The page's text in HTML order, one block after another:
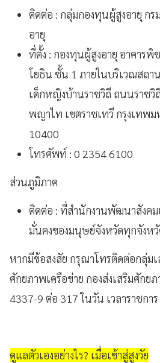
ติดต่อ : กลุ่มกองทุนผู้สูงอายุ กร
อายุ
ที่ตั้ง : กองทุนผู้สูงอายุ อาคารพิ
โยธิน ชั้น 1 ภายในบริเวณสถา
เด็กหญิงบ้านราชวิถี ถนนราชวิ
พญาไท เขตราชเทวี กรุงเทพม
10400
โทรศัพท์ : 0 2354 6100
ส่วนภูมิภาค
ติดต่อ : ที่สำนักงานพัฒนาสังคม
มั่นคงของมนุษย์จังหวัดทุกจังห
หากมีข้อสงสัย กรุณาโทรติดต่อกลุ่ม
ศักยภาพเครือข่าย กองส่งเสริมศักย
4337-9 ต่อ 317 ในวัน เวลาราชการ
ดูแลตัวเองอย่างไร? เมื่อเข้าสู่สูงวัย